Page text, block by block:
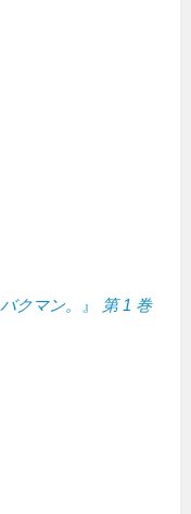
バクマン。 』
第 1 巻